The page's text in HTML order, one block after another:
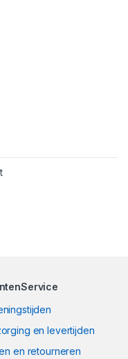
en levertijden
en retourneren